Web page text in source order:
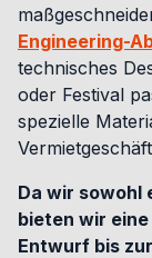
Engineering-
technisches
oder Festival
spezielle
Da wir sowohl
bieten wir
Entwurf bis